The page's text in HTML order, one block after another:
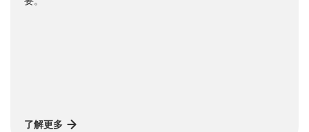
了解更多